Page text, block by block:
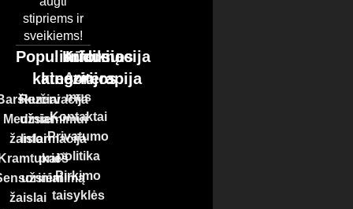
stipriems ir
sveikiems!
Populiariausios
kategorijos
Mediniai
žaislai
žaislai
Kūdikių
kineziterapija
Rezervacija
užsiemimui
Informacija
prieš
užsiėmimą
Informacija
Apie
mus
Kontaktai
Privatumo
politika
Pirkimo
taisyklės